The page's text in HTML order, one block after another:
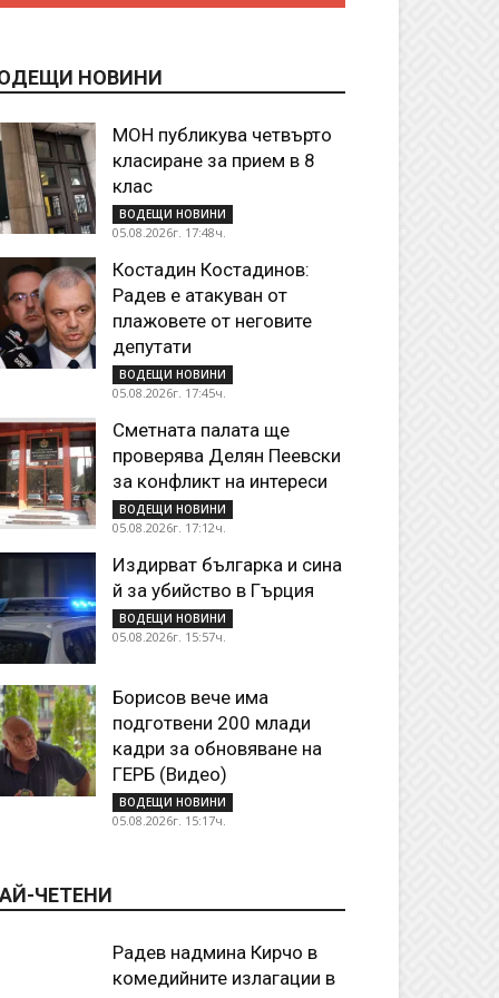
НОВИНИ
МОН публикува четвърто
класиране за прием в 8
клас
ВОДЕЩИ НОВИНИ
05.08.2026г. 17:48ч.
Костадин Костадинов:
Радев е атакуван от
плажoвете от неговите
депутати
ВОДЕЩИ НОВИНИ
05.08.2026г. 17:45ч.
Сметната палата ще
проверява Делян Пеевски
за конфликт на интереси
ВОДЕЩИ НОВИНИ
05.08.2026г. 17:12ч.
Издирват българка и сина
й за убийство в Гърция
ВОДЕЩИ НОВИНИ
05.08.2026г. 15:57ч.
Борисов вече има
подготвени 200 млади
кадри за обновяване на
ГЕРБ (Видео)
ВОДЕЩИ НОВИНИ
05.08.2026г. 15:17ч.
ЧЕТЕНИ
Радев надмина Кирчо в
комедийните излагации в